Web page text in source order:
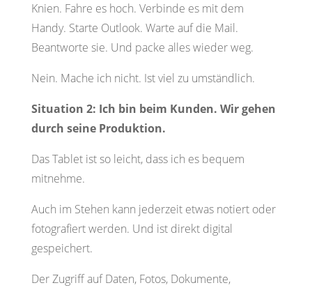
Knien. Fahre es hoch. Verbinde es mit dem
Handy. Starte Outlook. Warte auf die Mail.
Beantworte sie. Und packe alles wieder weg.
Nein. Mache ich nicht. Ist viel zu umständlich.
Situation 2: Ich bin beim Kunden. Wir gehen
durch seine Produktion.
Das Tablet ist so leicht, dass ich es bequem
mitnehme.
Auch im Stehen kann jederzeit etwas notiert oder
fotografiert werden. Und ist direkt digital
gespeichert.
Der Zugriff auf Daten, Fotos, Dokumente,